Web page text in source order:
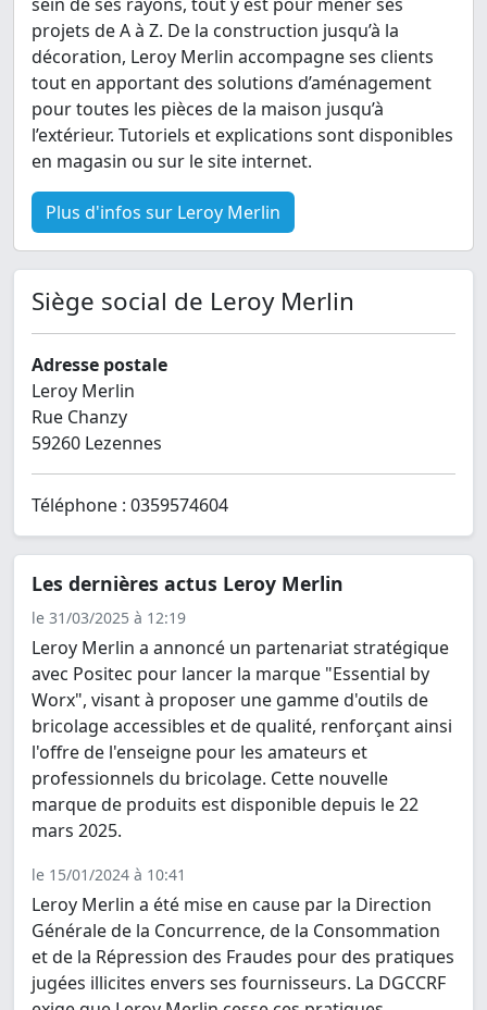
projets de A à Z. De la construction jusqu’à la
décoration, Leroy Merlin accompagne ses clients
tout en apportant des solutions d’aménagement
pour toutes les pièces de la maison jusqu’à
l’extérieur. Tutoriels et explications sont disponibles
en magasin ou sur le site internet.
Plus d'infos sur Leroy Merlin
Siège social de Leroy Merlin
Adresse postale
Leroy Merlin
Rue Chanzy
59260 Lezennes
Téléphone : 0359574604
Les dernières actus Leroy Merlin
le 31/03/2025 à 12:19
Leroy Merlin a annoncé un partenariat stratégique
avec Positec pour lancer la marque "Essential by
Worx", visant à proposer une gamme d'outils de
bricolage accessibles et de qualité, renforçant ainsi
l'offre de l'enseigne pour les amateurs et
professionnels du bricolage. Cette nouvelle
marque de produits est disponible depuis le 22
mars 2025.
le 15/01/2024 à 10:41
Leroy Merlin a été mise en cause par la Direction
Générale de la Concurrence, de la Consommation
et de la Répression des Fraudes pour des pratiques
jugées illicites envers ses fournisseurs. La DGCCRF